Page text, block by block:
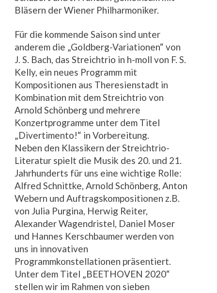
Bläsern der Wiener Philharmoniker.
Für die kommende Saison sind unter
anderem die „Goldberg-Variationen“ von
J. S. Bach, das Streichtrio in h-moll von F. S.
Kelly, ein neues Programm mit
Kompositionen aus Theresienstadt in
Kombination mit dem Streichtrio von
Arnold Schönberg und mehrere
Konzertprogramme unter dem Titel
„Divertimento!“ in Vorbereitung.
Neben den Klassikern der Streichtrio-
Literatur spielt die Musik des 20. und 21.
Jahrhunderts für uns eine wichtige Rolle:
Alfred Schnittke, Arnold Schönberg, Anton
Webern und Auftragskompositionen z.B.
von Julia Purgina, Herwig Reiter,
Alexander Wagendristel, Daniel Moser
und Hannes Kerschbaumer werden von
uns in innovativen
Programmkonstellationen präsentiert.
Unter dem Titel „BEETHOVEN 2020“
stellen wir im Rahmen von sieben